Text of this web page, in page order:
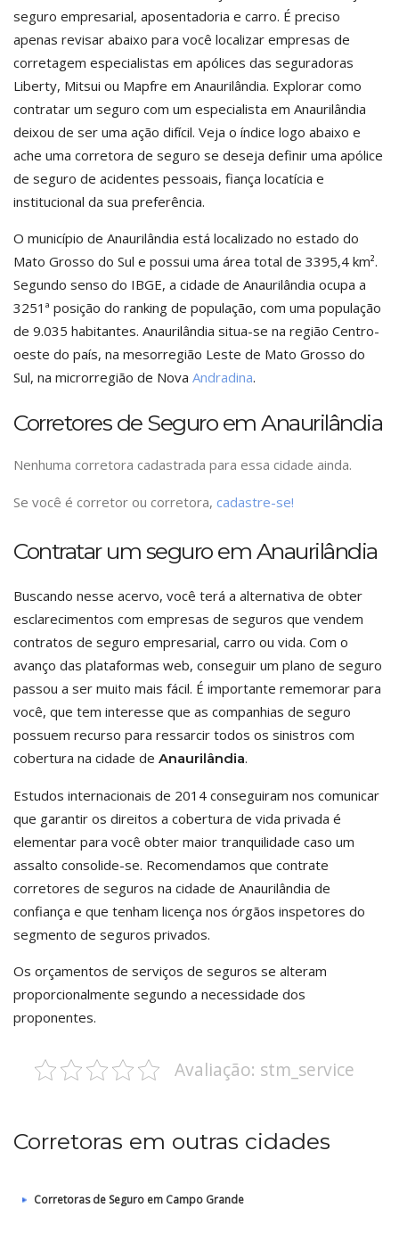
seguro empresarial, aposentadoria e carro. É preciso
apenas revisar abaixo para você localizar empresas de
corretagem especialistas em apólices das seguradoras
Liberty, Mitsui ou Mapfre em Anaurilândia. Explorar como
contratar um seguro com um especialista em Anaurilândia
deixou de ser uma ação difícil. Veja o índice logo abaixo e
ache uma corretora de seguro se deseja definir uma apólice
de seguro de acidentes pessoais, fiança locatícia e
institucional da sua preferência.
O município de Anaurilândia está localizado no estado do
Mato Grosso do Sul e possui uma área total de 3395,4 km².
Segundo senso do IBGE, a cidade de Anaurilândia ocupa a
3251ª posição do ranking de população, com uma população
de 9.035 habitantes. Anaurilândia situa-se na região Centro-
oeste do país, na mesorregião Leste de Mato Grosso do
Sul, na microrregião de Nova Andradina.
Corretores de Seguro em Anaurilândia
Nenhuma corretora cadastrada para essa cidade ainda.
Se você é corretor ou corretora, cadastre-se!
Contratar um seguro em Anaurilândia
Buscando nesse acervo, você terá a alternativa de obter
esclarecimentos com empresas de seguros que vendem
contratos de seguro empresarial, carro ou vida. Com o
avanço das plataformas web, conseguir um plano de seguro
passou a ser muito mais fácil. É importante rememorar para
você, que tem interesse que as companhias de seguro
possuem recurso para ressarcir todos os sinistros com
cobertura na cidade de Anaurilândia.
Estudos internacionais de 2014 conseguiram nos comunicar
que garantir os direitos a cobertura de vida privada é
elementar para você obter maior tranquilidade caso um
assalto consolide-se. Recomendamos que contrate
corretores de seguros na cidade de Anaurilândia de
confiança e que tenham licença nos órgãos inspetores do
segmento de seguros privados.
Os orçamentos de serviços de seguros se alteram
proporcionalmente segundo a necessidade dos
proponentes.
Avaliação: stm_service
Corretoras em outras cidades
Corretoras de Seguro em Campo Grande